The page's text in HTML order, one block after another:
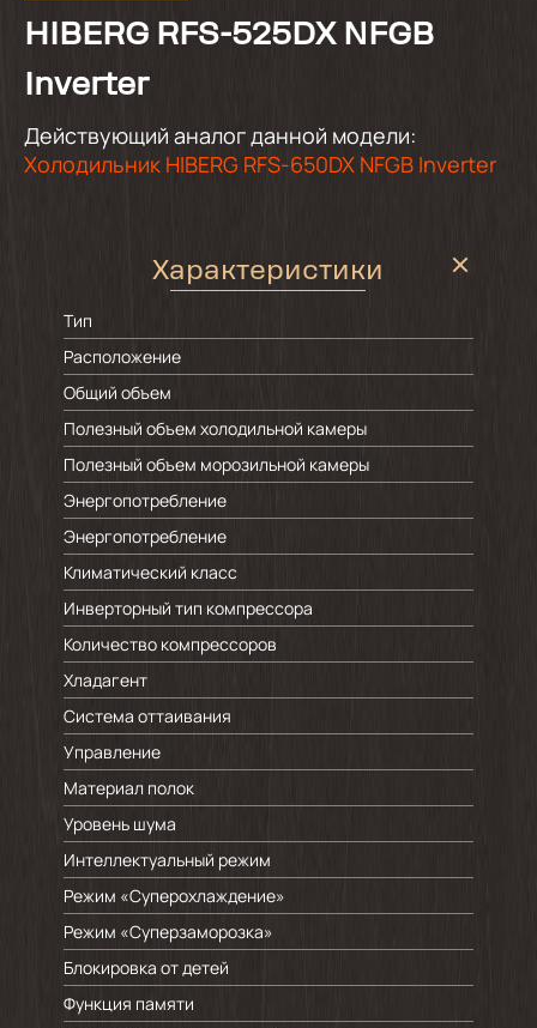
HIBERG RFS-525DX NFGB
Inverter
Действующий аналог данной модели:
Холодильник HIBERG RFS-650DX NFGB Inverter
Характеристики
Тип
Расположение
Общий объем
Полезный объем холодильной камеры
Полезный объем морозильной камеры
Энергопотребление
Энергопотребление
Климатический класс
Инверторный тип компрессора
Количество компрессоров
Хладагент
Система оттаивания
Управление
Материал полок
Уровень шума
Интеллектуальный режим
Режим «Суперохлаждение»
Режим «Суперзаморозка»
Блокировка от детей
Функция памяти